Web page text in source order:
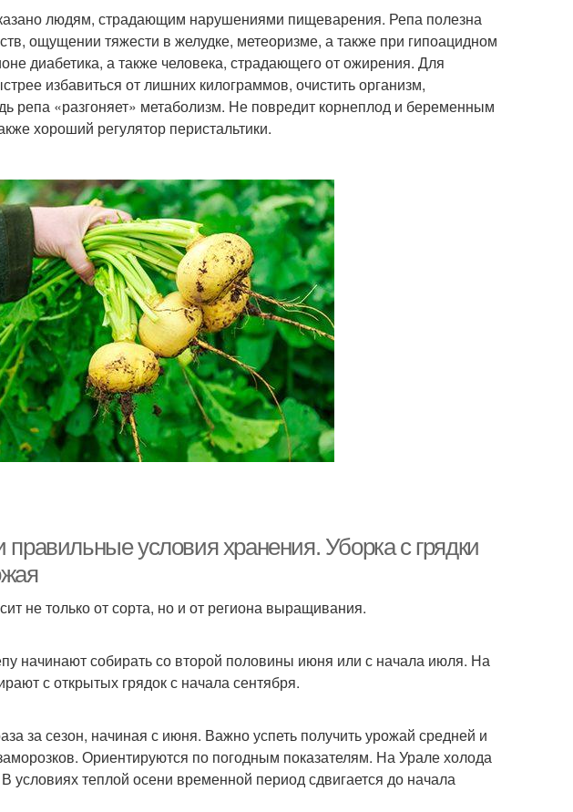
людям, страдающим нарушениями пищеварения. Репа полезна
ощущении тяжести в желудке, метеоризме, а также при гипоацидном
диабетика, а также человека, страдающего от ожирения. Для
избавиться от лишних килограммов, очистить организм,
репа «разгоняет» метаболизм. Не повредит корнеплод и беременным
хороший регулятор перистальтики.
правильные условия хранения. Уборка с грядки
не только от сорта, но и от региона выращивания.
начинают собирать со второй половины июня или с начала июля. На
с открытых грядок с начала сентября.
за сезон, начиная с июня. Важно успеть получить урожай средней и
Ориентируются по погодным показателям. На Урале холода
условиях теплой осени временной период сдвигается до начала